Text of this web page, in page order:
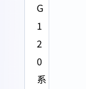
G
1
2
0
系